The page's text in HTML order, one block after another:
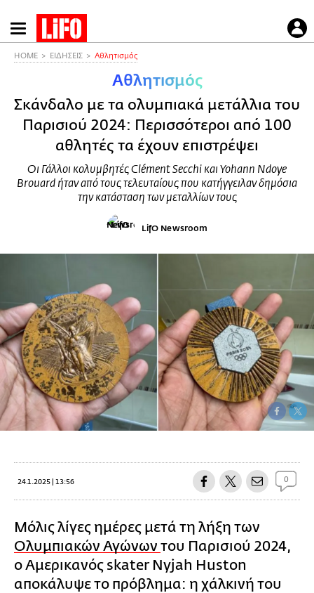
Παράκαμψη
προς
HOME ΕΙΔΗΣΕΙΣ Αθλητισμός
Αθλητισμός
Σκάνδαλο με τα ολυμπιακά μετάλλια του
Παρισιού 2024: Περισσότεροι από 100
αθλητές τα έχουν επιστρέψει
Οι Γάλλοι κολυμβητές Clément Secchi και Yohann Ndoye
Brouard ήταν από τους τελευταίους που κατήγγειλαν δημόσια
την κατάσταση των μεταλλίων τους
LifO Newsroom
24.1.2025 | 13:56 0
Μόλις λίγες ημέρες μετά τη λήξη των
Ολυμπιακών Αγώνων του Παρισιού 2024,
ο Αμερικανός skater Nyjah Huston
αποκάλυψε το πρόβλημα: η χάλκινή του